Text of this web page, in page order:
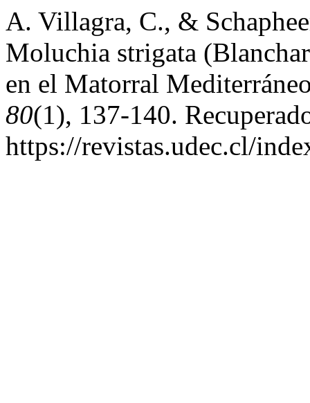
A. Villagra, C., &
Moluchia strigata
en el Matorral
80(1), 137-140.
https://revistas.udec.cl/